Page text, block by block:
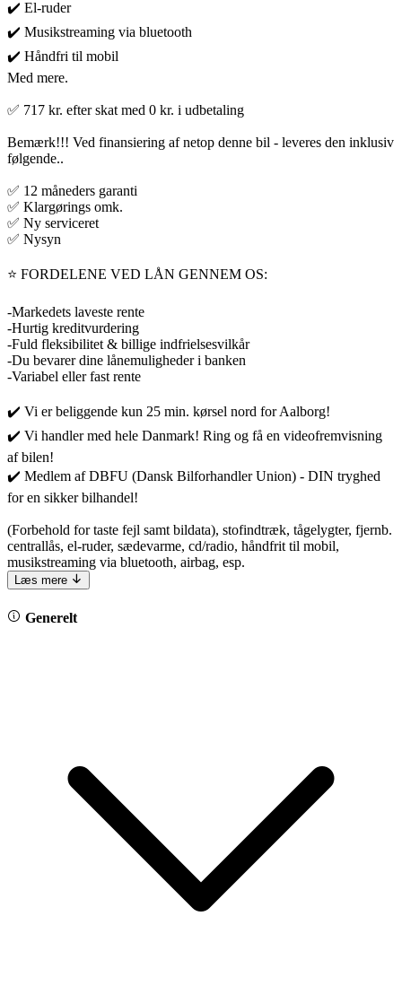
✔️ El-ruder
✔️ Musikstreaming via bluetooth
✔️ Håndfri til mobil
Med mere.
✅ 717 kr. efter skat med 0 kr. i udbetaling
Bemærk!!! Ved finansiering af netop denne bil - leveres den inklusiv
følgende..
✅ 12 måneders garanti
✅ Klargørings omk.
✅ Ny serviceret
✅ Nysyn
⭐️ FORDELENE VED LÅN GENNEM OS:
-Markedets laveste rente
-Hurtig kreditvurdering
-Fuld fleksibilitet & billige indfrielsesvilkår
-Du bevarer dine lånemuligheder i banken
-Variabel eller fast rente
✔️ Vi er beliggende kun 25 min. kørsel nord for Aalborg!
✔️ Vi handler med hele Danmark! Ring og få en videofremvisning
af bilen!
✔️ Medlem af DBFU (Dansk Bilforhandler Union) - DIN tryghed
for en sikker bilhandel!
(Forbehold for taste fejl samt bildata), stofindtræk, tågelygter, fjernb.
centrallås, el-ruder, sædevarme, cd/radio, håndfrit til mobil,
musikstreaming via bluetooth, airbag, esp.
Læs mere
Generelt